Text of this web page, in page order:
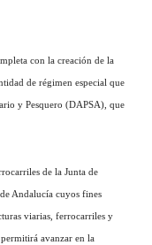
con la creación de la
de régimen especial que
y Pesquero (DAPSA), que
de la Junta de
Andalucía cuyos fines
viarias, ferrocarriles y
avanzar en la